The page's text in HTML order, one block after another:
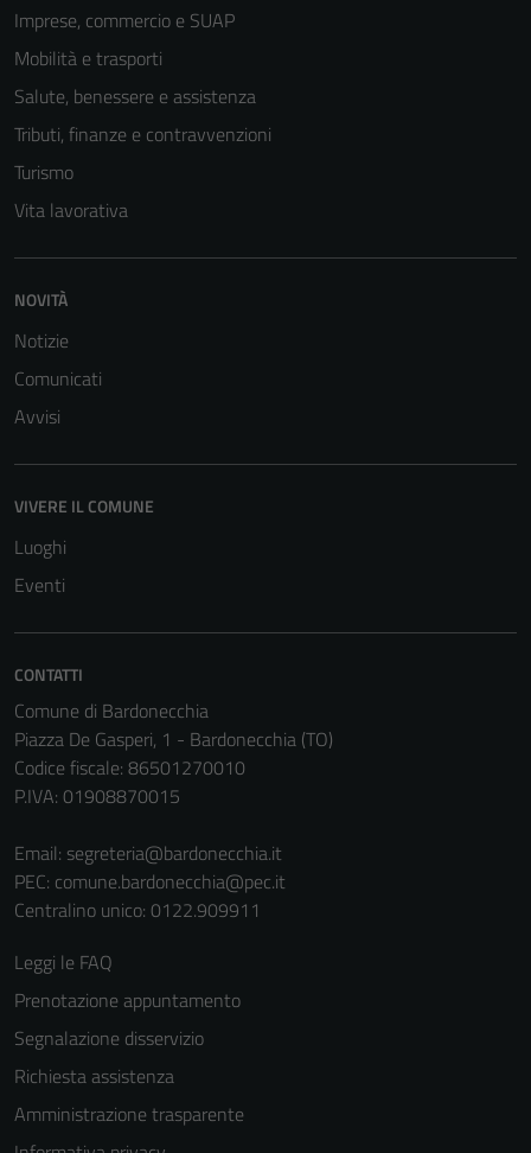
Imprese, commercio e SUAP
Mobilità e trasporti
Salute, benessere e assistenza
Tributi, finanze e contravvenzioni
Turismo
Vita lavorativa
NOVITÀ
Notizie
Comunicati
Avvisi
VIVERE IL COMUNE
Luoghi
Eventi
CONTATTI
Comune di Bardonecchia
Piazza De Gasperi, 1 - Bardonecchia (TO)
Codice fiscale: 86501270010
P.IVA: 01908870015
Email: segreteria@bardonecchia.it
PEC: comune.bardonecchia@pec.it
Centralino unico: 0122.909911
Leggi le FAQ
Prenotazione appuntamento
Segnalazione disservizio
Richiesta assistenza
Amministrazione trasparente